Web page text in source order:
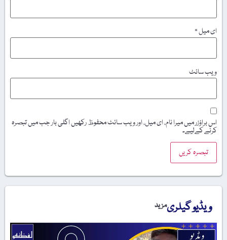
ای میل*
ویب‌ سائٹ
اس براؤزر میں میرا نام، ای میل، اور ویب سائٹ محفوظ رکھیں اگلی بار جب میں تبصرہ
کرنے کےلیے۔
ویڈیو گیلریمزید